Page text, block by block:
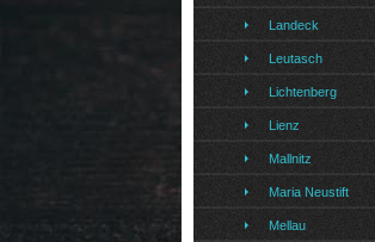
Landeck
Leutasch
Lichtenberg
Lienz
Mallnitz
Maria Neustift
Mellau